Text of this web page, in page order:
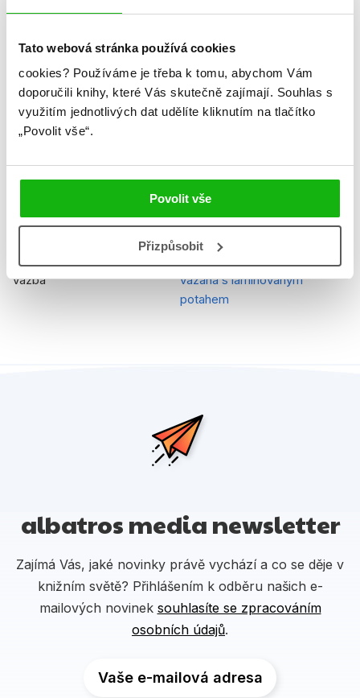
Tato webová stránka používá cookies
cookies? Používáme je třeba k tomu, abychom Vám
doporučili knihy, které Vás skutečně zajímají. Souhlas s
využitím jednotlivých dat udělíte kliknutím na tlačítko
„Povolit vše“.
Povolit vše
Přizpůsobit
Řady Disney Pixar - Auta
Původní název
Edice Z pohádky do pohádky
Kniha
Vazba
vázaná s laminovaným
potahem
albatros media newsletter
Zajímá Vás, jaké novinky právě vychází a co se děje v
knižním světě? Přihlášením k odběru našich e-
mailových novinek souhlasíte se zpracováním
osobních údajů.
Vaše e-mailová adresa